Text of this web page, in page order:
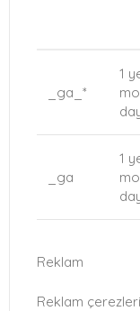
_ga_*
1
_ga
1
Reklam
Reklam